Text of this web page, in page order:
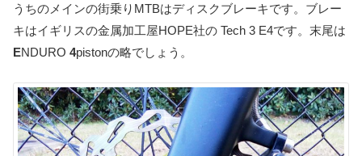
うちのメインの街乗りMTBはディスクブレーキです。ブレー
キはイギリスの金属加工屋HOPE社の Tech 3 E4です。末尾は
ENDURO 4pistonの略でしょう。